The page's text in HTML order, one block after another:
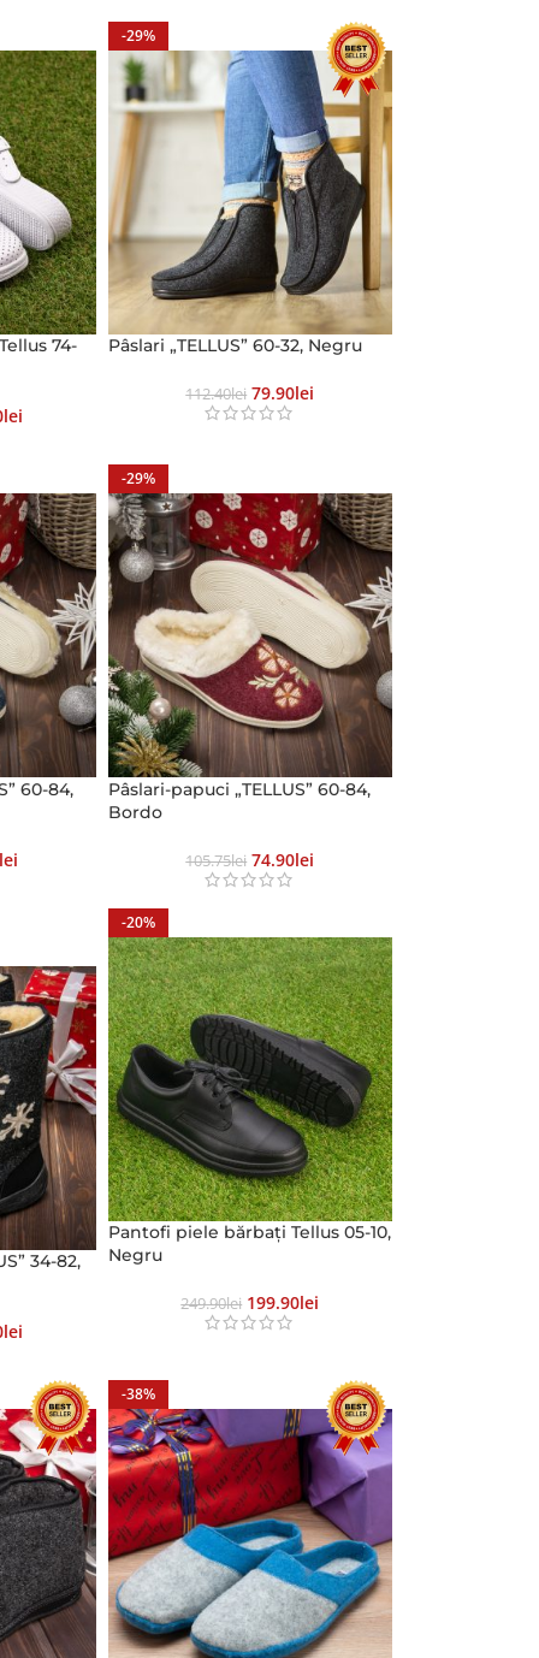
74-
Lei
-29%
Pâslari „TELLUS” 60-32, Negru
112.40Lei 79.90Lei
60-84,
-29%
Pâslari-papuci „TELLUS” 60-84,
Bordo
105.75Lei 74.90Lei
34-82,
Lei
-20%
Pantofi piele bărbați Tellus 05-10,
Negru
249.90Lei 199.90Lei
-38%